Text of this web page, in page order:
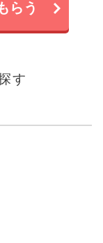
らう
す